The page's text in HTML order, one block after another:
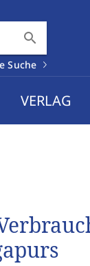
search
Suche
VERLAG